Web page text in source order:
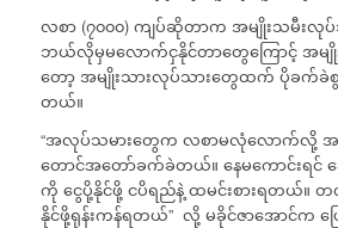
လစာ (၇၀၀၀) ကျပ်ဆိုတာက အမျိုးသမီး
ဘယ်လိုမှမလောက်ငှနိုင်တာတွေကြောင့် အမ
တော့ အမျိုးသားလုပ်သားတွေထက် ပိုခက်ခဲစွာ
တယ်။
“အလုပ်သမားတွေက လစာမလုံလောက်လို့
တောင်အတော်ခက်ခဲတယ်။ နေမကောင်းရင် ဆ
ကို ငွေပို့နိုင်ဖို့ ငပိရည်နဲ့ ထမင်းစားရတယ်။
နိုင်ဖို့ရုန်းကန်ရတယ်” လို့ မခိုင်ဇာအောင်က ပြ